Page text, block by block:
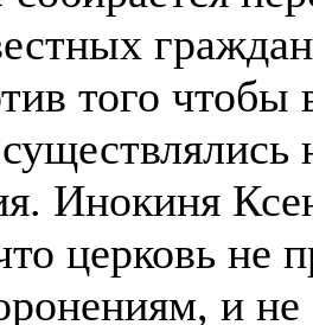
того чтобы
Инокиня
церковь не
и не